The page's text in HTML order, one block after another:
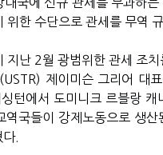
위한 수단으로 관세를 무역
지난 2월 광범위한 관세 조
제이미슨 그리어 대
턴에서 도미니크 르블랑
역국들이 강제노동으로 생
.